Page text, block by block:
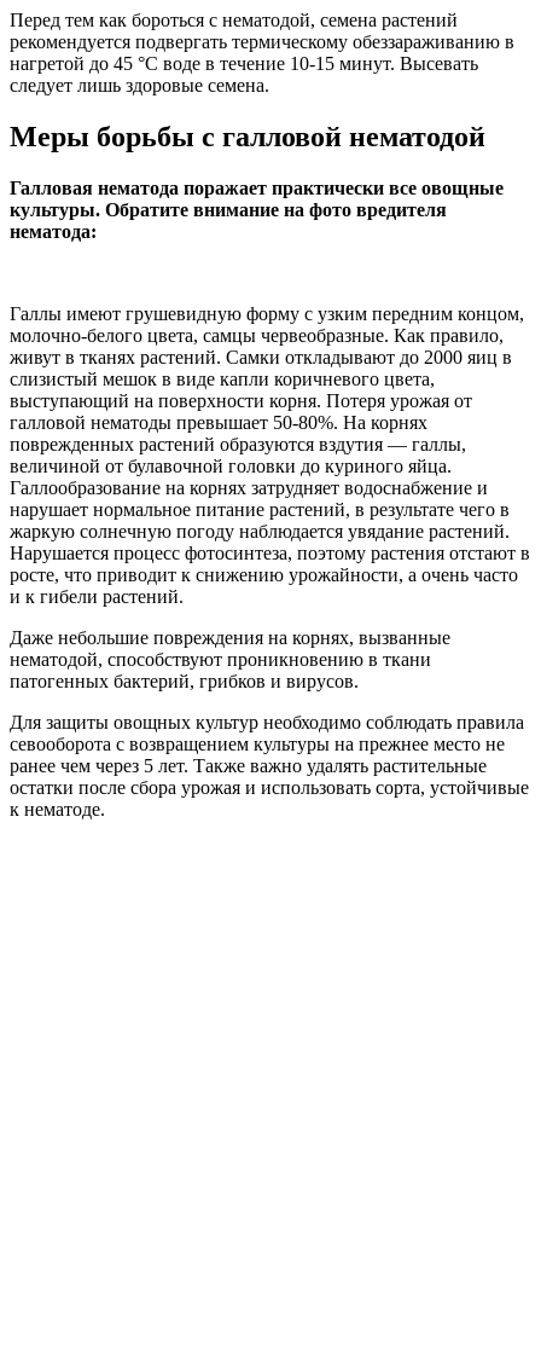
Перед тем как бороться с нематодой, семена растений
рекомендуется подвергать термическому обеззараживанию в
нагретой до 45 °С воде в течение 10-15 минут. Высевать
следует лишь здоровые семена.
Меры борьбы с галловой нематодой
Галловая нематода поражает практически все овощные
культуры. Обратите внимание на фото вредителя
нематода:
Галлы имеют грушевидную форму с узким передним концом,
молочно-белого цвета, самцы червеобразные. Как правило,
живут в тканях растений. Самки откладывают до 2000 яиц в
слизистый мешок в виде капли коричневого цвета,
выступающий на поверхности корня. Потеря урожая от
галловой нематоды превышает 50-80%. На корнях
поврежденных растений образуются вздутия — галлы,
величиной от булавочной головки до куриного яйца.
Галлообразование на корнях затрудняет водоснабжение и
нарушает нормальное питание растений, в результате чего в
жаркую солнечную погоду наблюдается увядание растений.
Нарушается процесс фотосинтеза, поэтому растения отстают в
росте, что приводит к снижению урожайности, а очень часто
и к гибели растений.
Даже небольшие повреждения на корнях, вызванные
нематодой, способствуют проникновению в ткани
патогенных бактерий, грибков и вирусов.
Для защиты овощных культур необходимо соблюдать правила
севооборота с возвращением культуры на прежнее место не
ранее чем через 5 лет. Также важно удалять растительные
остатки после сбора урожая и использовать сорта, устойчивые
к нематоде.